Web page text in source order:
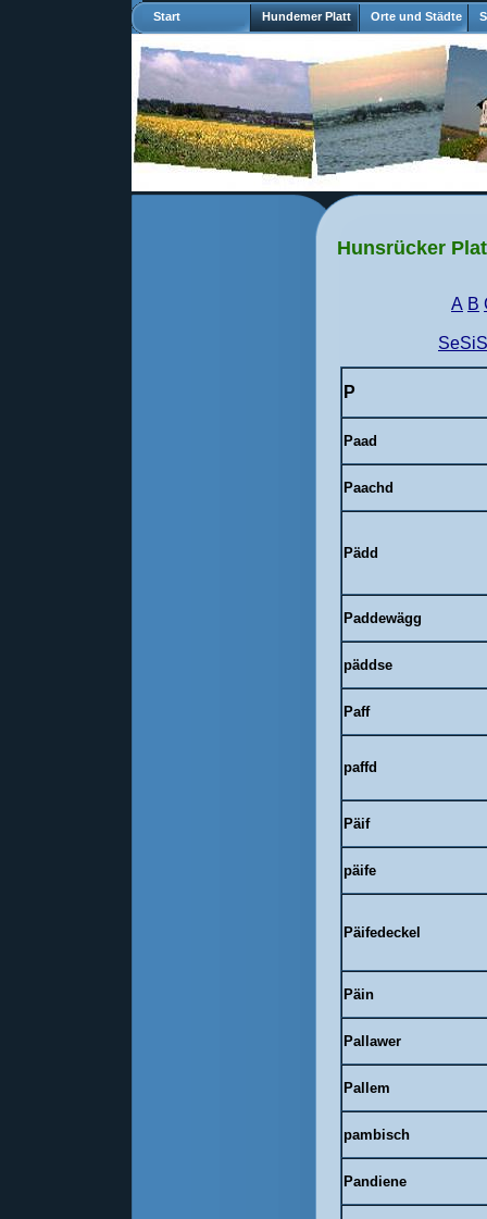
Start Hundemer Platt Orte und Städte
Hunsrücker
A B
P
Paad
Paachd
Pädd
Paddewägg
päddse
Paff
paffd
Päif
päife
Päifedeckel
Päin
Pallawer
Pallem
pambisch
Pandiene